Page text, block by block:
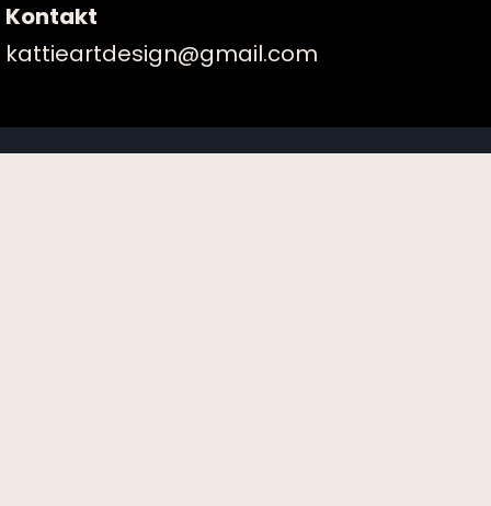
Kontakt
kattieartdesign@gmail.com